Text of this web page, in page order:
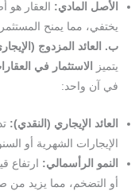
الأصل المادي: العقار
يختفي، مما يمنح
ب. العائد المزدوج
يتميز
الاستثمار في
في آن واحد:
العائد الإيجاري (النقدي):
الإيجارات الشهرية أو
النمو الرأسمالي: ارتفاع
أو التضخم، مما يزيد من